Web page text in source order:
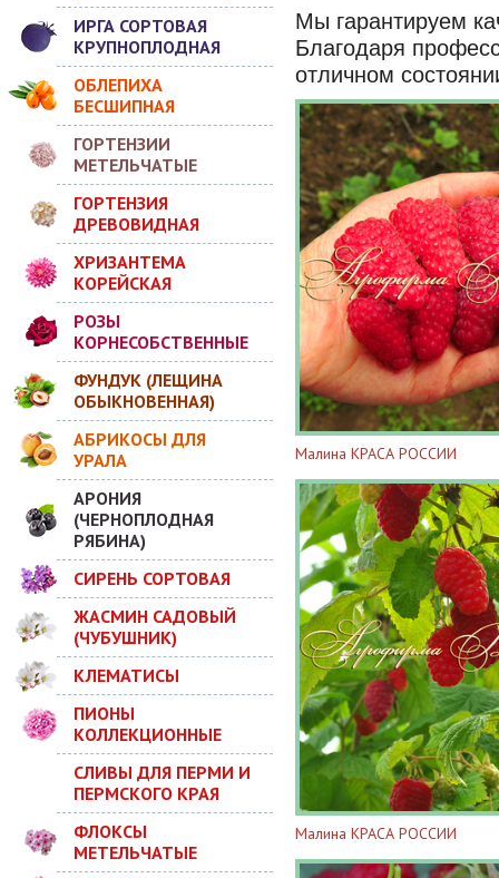
ИРГА СОРТОВАЯ
КРУПНОПЛОДНАЯ
ОБЛЕПИХА
БЕСШИПНАЯ
ГОРТЕНЗИИ
МЕТЕЛЬЧАТЫЕ
ГОРТЕНЗИЯ
ДРЕВОВИДНАЯ
ХРИЗАНТЕМА
КОРЕЙСКАЯ
РОЗЫ
КОРНЕСОБСТВЕННЫЕ
ФУНДУК (ЛЕЩИНА
ОБЫКНОВЕННАЯ)
АБРИКОСЫ ДЛЯ
УРАЛА
АРОНИЯ
(ЧЕРНОПЛОДНАЯ
РЯБИНА)
СИРЕНЬ СОРТОВАЯ
ЖАСМИН САДОВЫЙ
(ЧУБУШНИК)
КЛЕМАТИСЫ
ПИОНЫ
КОЛЛЕКЦИОННЫЕ
СЛИВЫ ДЛЯ ПЕРМИ И
ПЕРМСКОГО КРАЯ
ФЛОКСЫ
МЕТЕЛЬЧАТЫЕ
Мы гарантируем
Благодаря
отличном
Малина КРАСА РОССИИ
Малина КРАСА РОССИИ